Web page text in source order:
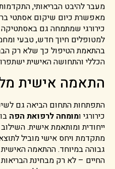
מעבר להיבט הבריאותי,
מאפשרת כיום שיקום אסתטי
כירורגי שמתמחה גם באסתטיקה
למטופלים חיוך חדש, טבעי
בהתאמת הטיפול כך שלא רק
הכללי והתחושה האישית ישתפרו
התאמה אישית
התפתחות התחום הביאה גם
כירורגי ומומחה לרפואת הפה
ייחודית ומותאמת אישית.
מתקדמת ויחס אישי מוביל
גבוהה במיוחד. ההתאמה
החיים – לא רק מבחינת